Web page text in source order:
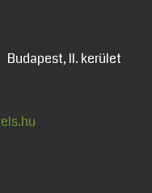
Budapest, II. kerület